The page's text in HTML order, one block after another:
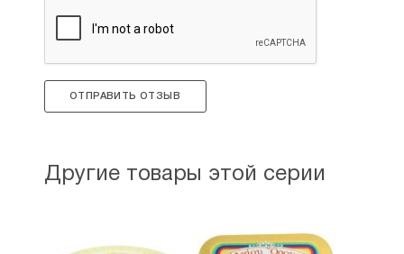
ОТПРАВИТЬ ОТЗЫВ
Другие товары этой серии